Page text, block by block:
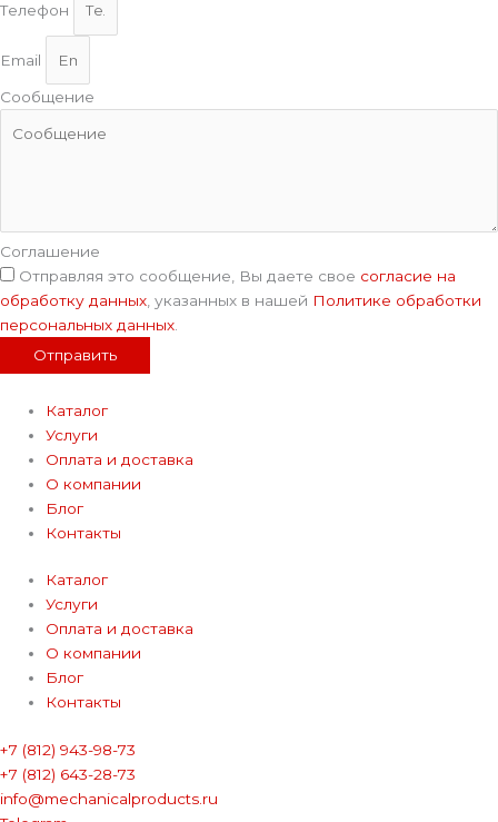
Телефон
Email
Сообщение
Соглашение
Отправляя это сообщение, Вы даете свое согласие на
обработку данных , указанных в нашей Политике обработки
персональных данных
Отправить
Каталог
Услуги
Оплата и доставка
О компании
Блог
Контакты
Каталог
Услуги
Оплата и доставка
О компании
Блог
Контакты
+7 (812) 943-98-73
+7 (812) 643-28-73
info@mechanicalproducts.ru